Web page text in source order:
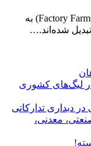
در طول چند دهه اخیر، مزارع صنعتی (Factory Farms) به
شده‌اند.…
در لیگ‌های کشوری
دیداری تدارکاتی
معدنی،